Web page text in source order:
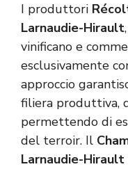
I produttori
Larnaudie-Hirault
vinificano e
esclusivamente
approccio
filiera produttiva,
permettendo di
del terroir. Il
Larnaudie-Hirault